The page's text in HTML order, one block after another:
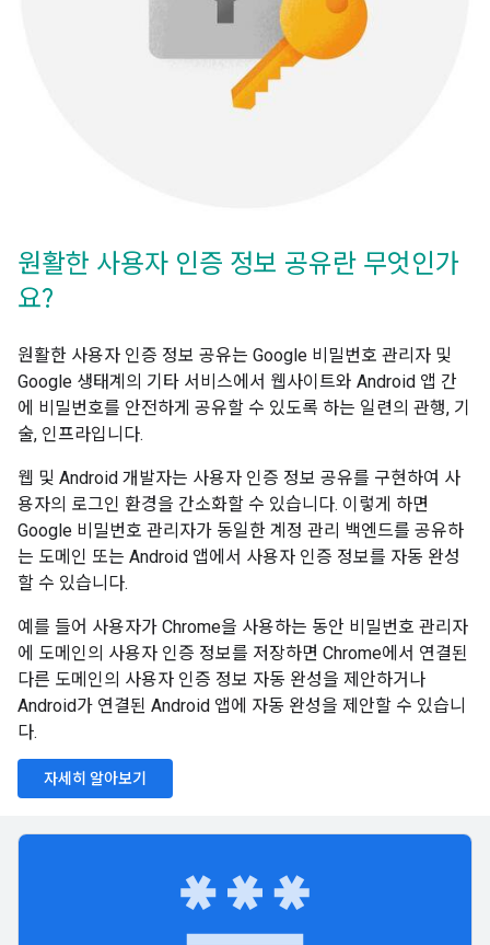
원활한 사용자 인증 정보 공유란 무엇인가
요?
원활한 사용자 인증 정보 공유는 Google 비밀번호 관리자 및
Google 생태계의 기타 서비스에서 웹사이트와 Android 앱 간
에 비밀번호를 안전하게 공유할 수 있도록 하는 일련의 관행, 기
술, 인프라입니다.
웹 및 Android 개발자는 사용자 인증 정보 공유를 구현하여 사
용자의 로그인 환경을 간소화할 수 있습니다. 이렇게 하면
Google 비밀번호 관리자가 동일한 계정 관리 백엔드를 공유하
는 도메인 또는 Android 앱에서 사용자 인증 정보를 자동 완성
할 수 있습니다.
예를 들어 사용자가 Chrome을 사용하는 동안 비밀번호 관리자
에 도메인의 사용자 인증 정보를 저장하면 Chrome에서 연결된
다른 도메인의 사용자 인증 정보 자동 완성을 제안하거나
Android가 연결된 Android 앱에 자동 완성을 제안할 수 있습니
다.
자세히 알아보기
password